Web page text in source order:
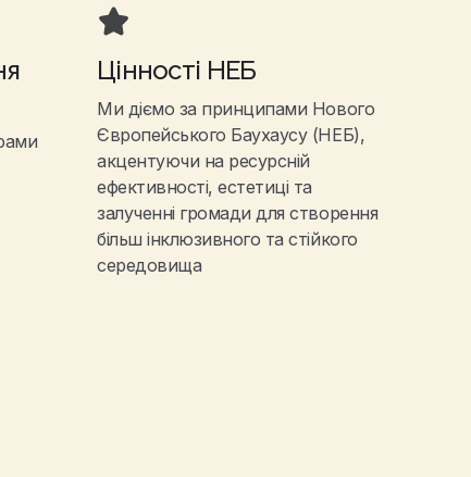
Цінності НЕБ
Ми діємо за принципами Нового
Європейського Баухаусу (НЕБ),
акцентуючи на ресурсній
ефективності, естетиці та
залученні громади для створення
більш інклюзивного та стійкого
середовища